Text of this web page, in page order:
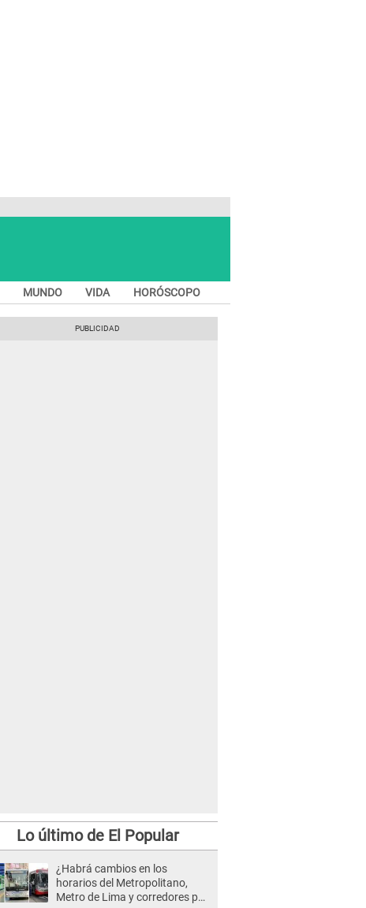
MUNDO VIDA HORÓSCOPO
Lo último de El Popular
¿Habrá cambios en los
horarios del Metropolitano,
Metro de Lima y corredores por